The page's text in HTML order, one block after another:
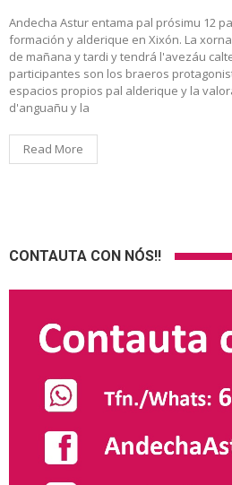
Andecha Astur entama pal prósimu 12
formación y alderique en Xixón. La
de mañana y tardi y tendrá l'avezáu
participantes son los braeros
espacios propios pal alderique y la
d'anguañu y la
Read More
CONTAUTA CON NÓS!!